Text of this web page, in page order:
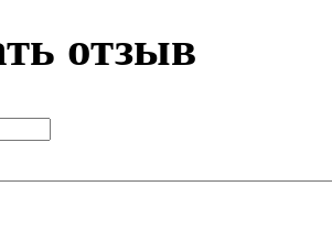
отзыв